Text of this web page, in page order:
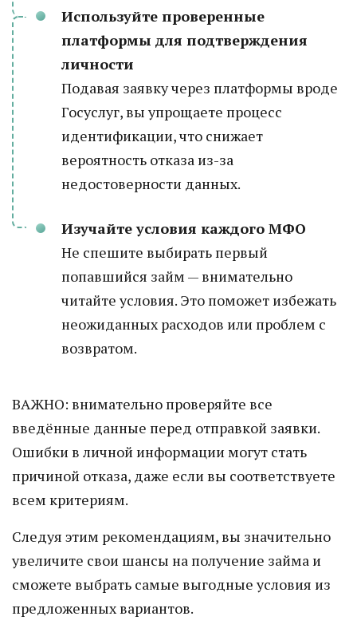
Используйте проверенные
платформы для подтверждения
личности
Подавая заявку через платформы вроде
Госуслуг, вы упрощаете процесс
идентификации, что снижает
вероятность отказа из-за
недостоверности данных.
Изучайте условия каждого МФО
Не спешите выбирать первый
попавшийся займ — внимательно
читайте условия. Это поможет избежать
неожиданных расходов или проблем с
возвратом.
ВАЖНО: внимательно проверяйте все
введённые данные перед отправкой заявки.
Ошибки в личной информации могут стать
причиной отказа, даже если вы соответствуете
всем критериям.
Следуя этим рекомендациям, вы значительно
увеличите свои шансы на получение займа и
сможете выбрать самые выгодные условия из
предложенных вариантов.